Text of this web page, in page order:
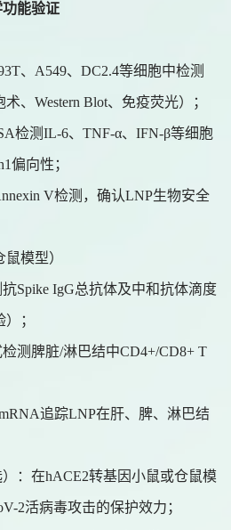
能验证
、A549、DC2.4等细胞中检测
、Western Blot、免疫荧光）；
检测IL-6、TNF-α、IFN-β等细胞
偏向性；
V检测，确认LNP生物安全
模型）
抗Spike IgG总抗体及中和抗体滴度
；
测脾脏/淋巴结中CD4+/CD8+ T
追踪LNP在肝、脾、淋巴结
：在hACE2转基因小鼠或仓鼠模
2活病毒攻击的保护效力；